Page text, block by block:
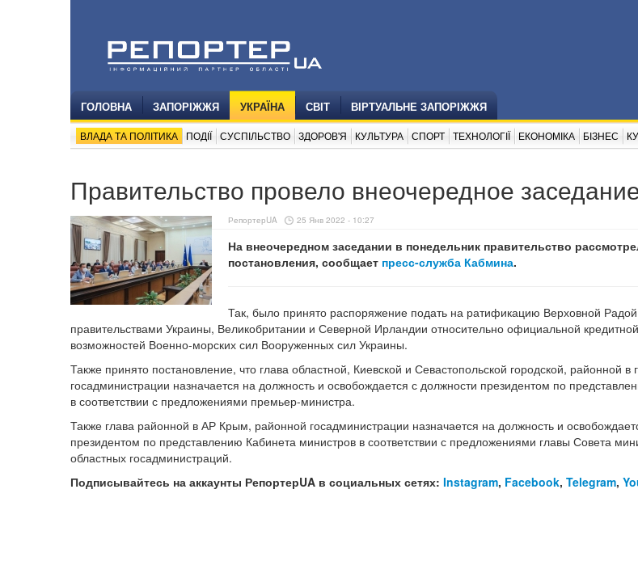
ГОЛОВНА ЗАПОРІЖЖЯ УКРАЇНА СВІТ ВІРТУАЛЬНЕ ЗАПОРІЖЖЯ
ВЛАДА ТА ПОЛІТИКА ПОДІЇ СУСПІЛЬСТВО ЗДОРОВ'Я КУЛЬТУРА СПОРТ ТЕХНОЛОГІЇ ЕКОНОМІКА БІЗНЕС
Правительство провело внеочередное
РепортерUA 25 Янв 2022 - 10:27
На внеочередном заседании в понедельник правительство
постановления, сообщает пресс-служба Кабмина.
Так, было принято распоряжение подать на ратификацию Верховной
правительствами Украины, Великобритании и Северной Ирландии относительно официальной
возможностей Военно-морских сил Вооруженных сил Украины.
Также принято постановление, что глава областной, Киевской и Севастопольской городской, районной в
госадминистрации назначается на должность и освобождается с должности президентом по
в соответствии с предложениями премьер-министра.
Также глава районной в АР Крым, районной госадминистрации назначается на должность и
президентом по представлению Кабинета министров в соответствии с предложениями главы Совета
областных госадминистраций.
Подписывайтесь на аккаунты РепортерUA в социальных сетях: Instagram, Facebook, Telegram,